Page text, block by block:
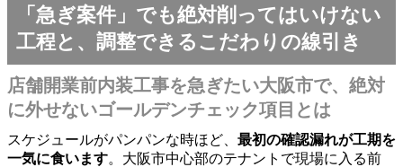
「急ぎ案件」でも絶対削ってはいけない
工程と、調整できるこだわりの線引き
店舗開業前内装工事を急ぎたい大阪市で、絶対
に外せないゴールデンチェック項目とは
スケジュールがパンパンな時ほど、 最初の確認漏れが工期を
一気に食います。大阪市中心部のテナントで現場に入る前